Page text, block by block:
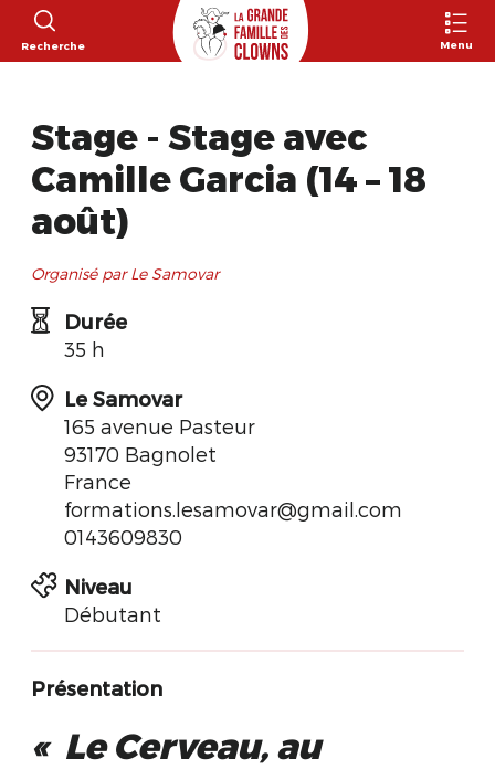
Recherche Menu
Stage - Stage avec
Camille Garcia (14 – 18
août)
Organisé par Le Samovar
Durée
35 h
Le Samovar
165 avenue Pasteur
93170 Bagnolet
France
formations.lesamovar@gmail.com
0143609830
Niveau
Débutant
Présentation
« Le Cerveau, au